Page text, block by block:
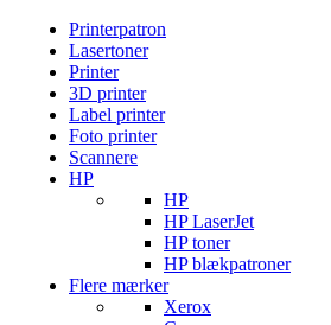
Printerpatron
Lasertoner
Printer
3D printer
Label printer
Foto printer
Scannere
HP
HP
HP LaserJet
HP toner
HP blækpatroner
Flere mærker
Xerox